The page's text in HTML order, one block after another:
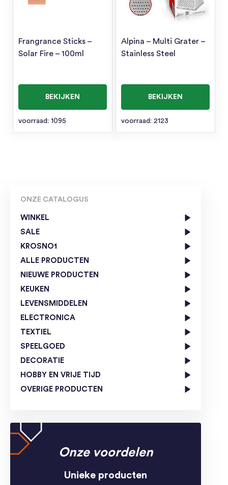
ONZE CATALOGUS
WINKEL
SALE
KROSNO1
ALLE PRODUCTEN
NIEUWE PRODUCTEN
KEUKEN
LEVENSMIDDELEN
ELECTRONICA
TEXTIEL
SPEELGOED
DECORATIE
HOBBY EN VRIJE TIJD
OVERIGE PRODUCTEN
Onze voordelen
Unieke producten
Frangrance Sticks –
Solar Fire – 100ml
BEKIJKEN
voorraad: 1095
Alpina – Multi Grater –
Stainless Steel
BEKIJKEN
voorraad: 2123